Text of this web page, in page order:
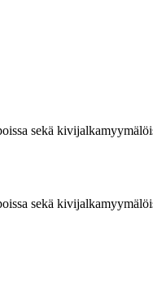
sekä
sekä